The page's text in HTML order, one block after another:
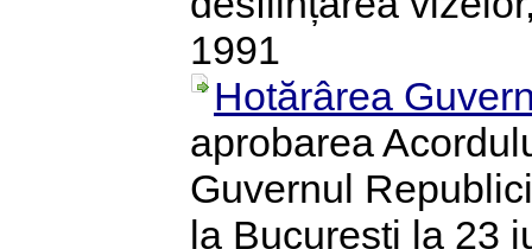
1991
Hotărârea
aprobarea
Guvernul
la București la 23